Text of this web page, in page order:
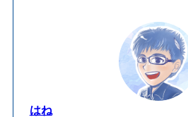
はね